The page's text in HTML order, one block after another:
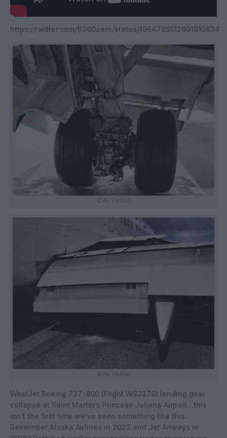
https://twitter.com/fl360aero/status/1964785512901910834
©AV Herald
©AV Herald
WestJet Boeing 737-800 (Flight WS2276) landing gear
collapse at Saint Martin’s Princess Juliana Airport…this
isn’t the first time we’ve seen something like this.
Remember Alaska Airlines in 2023 and Jet Airways in